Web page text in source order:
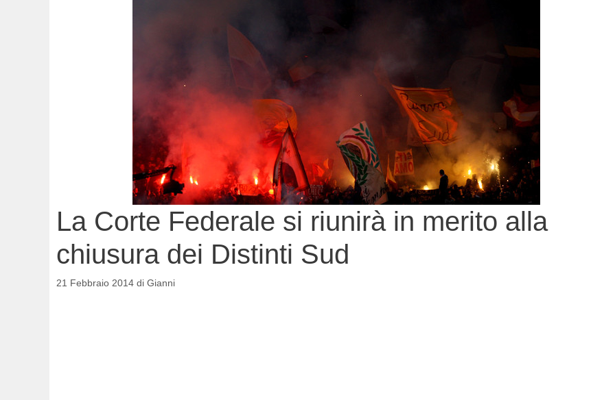
La Corte Federale si riunirà in merito alla
chiusura dei Distinti Sud
21 Febbraio 2014 di Gianni